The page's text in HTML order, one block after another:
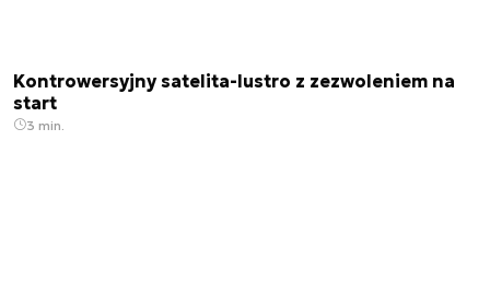
Kontrowersyjny satelita-lustro z zezwoleniem na
start
3 min.